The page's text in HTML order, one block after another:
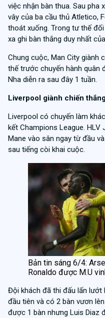
việc nhận bàn thua. Sau pha
vây của ba cầu thủ Atletico,
thoát xuống. Trong tư thế
xa ghi bàn thắng duy nhất
Chung cuộc, Man City giành
thế trước chuyến hành quân
Nha diễn ra sau đây 1 tuần.
Liverpool giành chiến
Liverpool có chuyến làm
kết Champions League. HLV
Mane vào sân ngay từ đầu
sau tiếng còi khai cuộc.
Bản tin sáng 6/4:
Ronaldo được M.U
Đội khách đã thi đấu lấn
đầu tiên và có 2 bàn vươn
được 1 bàn nhưng Luis Diaz